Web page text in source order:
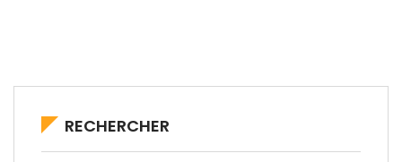
RECHERCHER